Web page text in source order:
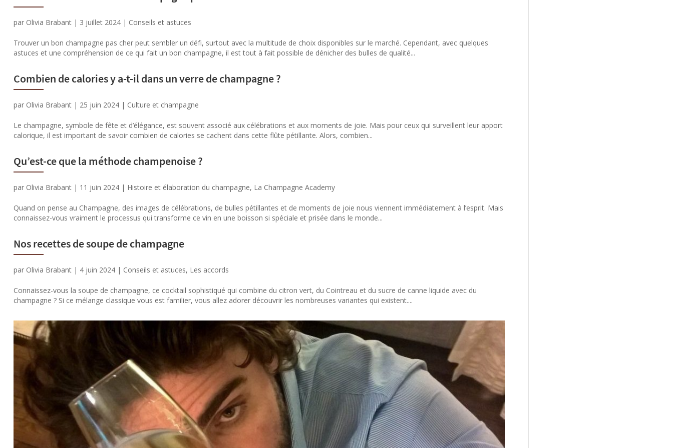
par Olivia Brabant | 3 juillet 2024 | Conseils et astuces
Trouver un bon champagne pas cher peut sembler un défi, surtout avec la multitude de choix disponibles sur le marché. Cependant, avec quelques
astuces et une compréhension de ce qui fait un bon champagne, il est tout à fait possible de dénicher des bulles de qualité...
Combien de calories y a-t-il dans un verre de champagne ?
par Olivia Brabant | 25 juin 2024 | Culture et champagne
Le champagne, symbole de fête et d’élégance, est souvent associé aux célébrations et aux moments de joie. Mais pour ceux qui surveillent leur apport
calorique, il est important de savoir combien de calories se cachent dans cette flûte pétillante. Alors, combien...
Qu’est-ce que la méthode champenoise ?
par Olivia Brabant | 11 juin 2024 | Histoire et élaboration du champagne, La Champagne Academy
Quand on pense au Champagne, des images de célébrations, de bulles pétillantes et de moments de joie nous viennent immédiatement à l’esprit. Mais
connaissez-vous vraiment le processus qui transforme ce vin en une boisson si spéciale et prisée dans le monde...
Nos recettes de soupe de champagne
par Olivia Brabant | 4 juin 2024 | Conseils et astuces, Les accords
Connaissez-vous la soupe de champagne, ce cocktail sophistiqué qui combine du citron vert, du Cointreau et du sucre de canne liquide avec du
champagne ? Si ce mélange classique vous est familier, vous allez adorer découvrir les nombreuses variantes qui existent....